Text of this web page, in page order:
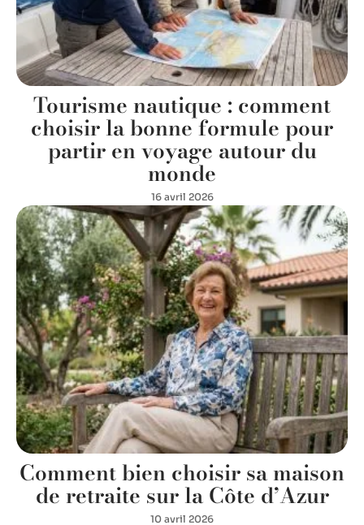
Tourisme nautique : comment
choisir la bonne formule pour
partir en voyage autour du
monde
16 avril 2026
Comment bien choisir sa maison
de retraite sur la Côte d’Azur
10 avril 2026